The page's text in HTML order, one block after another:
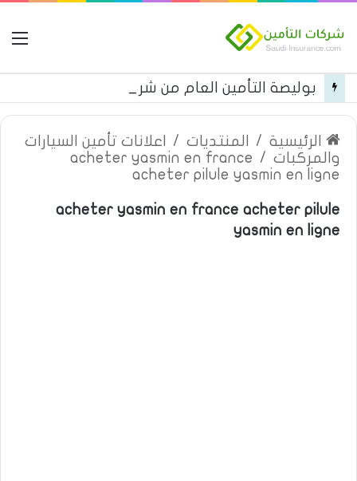
الرئيسية / المنتديات /
اعلانات تأمين السيارات
والمركبات /
acheter yasmin en france
acheter pilule yasmin en ligne
acheter yasmin en france acheter pilule
yasmin en ligne